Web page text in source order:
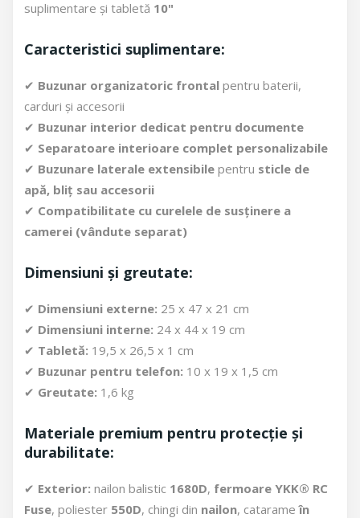
suplimentare și tabletă 10"
Caracteristici suplimentare:
✔ Buzunar organizatoric frontal pentru baterii,
carduri și accesorii
✔ Buzunar interior dedicat pentru documente
✔ Separatoare interioare complet personalizabile
✔ Buzunare laterale extensibile pentru sticle de
apă, bliț sau accesorii
✔ Compatibilitate cu curelele de susținere a
camerei (vândute separat)
Dimensiuni și greutate:
✔ Dimensiuni externe: 25 x 47 x 21 cm
✔ Dimensiuni interne: 24 x 44 x 19 cm
✔ Tabletă: 19,5 x 26,5 x 1 cm
✔ Buzunar pentru telefon: 10 x 19 x 1,5 cm
✔ Greutate: 1,6 kg
Materiale premium pentru protecție și
durabilitate:
✔ Exterior: nailon balistic 1680D, fermoare YKK® RC
Fuse, poliester 550D, chingi din nailon, catarameîn